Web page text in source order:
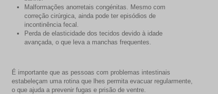
Malformações anorretais congénitas. Mesmo com
correção cirúrgica, ainda pode ter episódios de
incontinência fecal.
Perda de elasticidade dos tecidos devido à idade
avançada, o que leva a manchas frequentes.
É importante que as pessoas com problemas intestinais
estabeleçam uma rotina que lhes permita evacuar regularmente,
o que ajuda a prevenir fugas e prisão de ventre.